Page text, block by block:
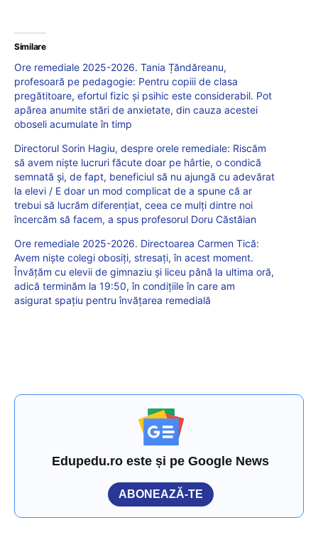
Similare
Ore remediale 2025-2026. Tania Țăndăreanu,
profesoară pe pedagogie: Pentru copiii de clasa
pregătitoare, efortul fizic și psihic este considerabil. Pot
apărea anumite stări de anxietate, din cauza acestei
oboseli acumulate în timp
Directorul Sorin Hagiu, despre orele remediale: Riscăm
să avem niște lucruri făcute doar pe hârtie, o condică
semnată și, de fapt, beneficiul să nu ajungă cu adevărat
la elevi / E doar un mod complicat de a spune că ar
trebui să lucrăm diferențiat, ceea ce mulți dintre noi
încercăm să facem, a spus profesorul Doru Căstăian
Ore remediale 2025-2026. Directoarea Carmen Tică:
Avem niște colegi obosiți, stresați, în acest moment.
Învățăm cu elevii de gimnaziu și liceu până la ultima oră,
adică terminăm la 19:50, în condițiile în care am
asigurat spațiu pentru învățarea remedială
Edupedu.ro este și pe Google News
ABONEAZĂ-TE